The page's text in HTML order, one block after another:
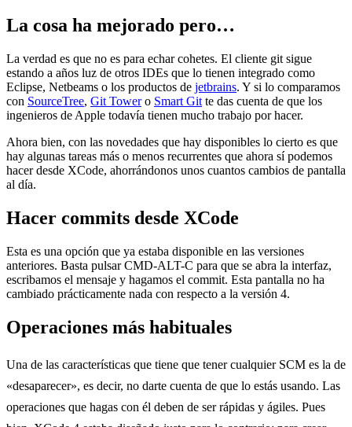
La cosa ha mejorado pero…
La verdad es que no es para echar cohetes. El cliente git sigue
estando a años luz de otros IDEs que lo tienen integrado como
Eclipse, Netbeams o los productos de jetbrains. Y si lo comparamos
con SourceTree, Git Towero Smart Git te das cuenta de que los
ingenieros de Apple todavía tienen mucho trabajo por hacer.
Ahora bien, con las novedades que hay disponibles lo cierto es que
hay algunas tareas más o menos recurrentes que ahora sí podemos
hacer desde XCode, ahorrándonos unos cuantos cambios de pantalla
al día.
Hacer commits desde XCode
Esta es una opción que ya estaba disponible en las versiones
anteriores. Basta pulsar CMD-ALT-C para que se abra la interfaz,
escribamos el mensaje y hagamos el commit. Esta pantalla no ha
cambiado prácticamente nada con respecto a la versión 4.
Operaciones más habituales
Una de las características que tiene que tener cualquier SCM es la de
«desaparecer», es decir, no darte cuenta de que lo estás usando. Las
operaciones que hagas con él deben de ser rápidas y ágiles. Pues